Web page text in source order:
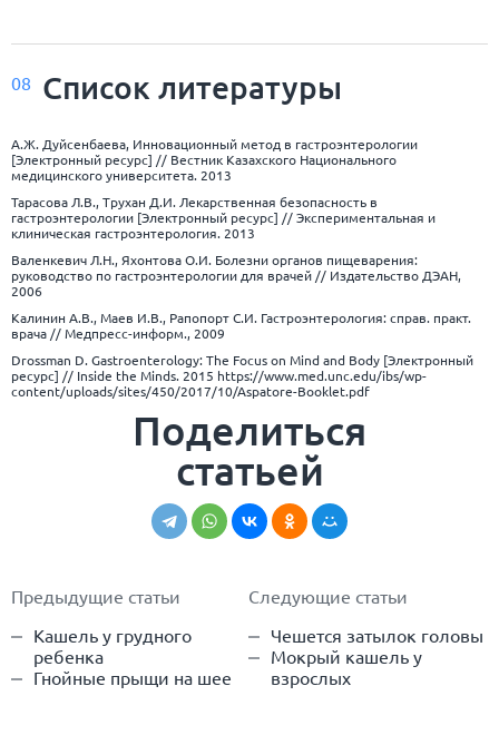
08 Список литературы
А.Ж. Дуйсенбаева, Инновационный метод в гастроэнтерологии
[Электронный ресурс] // Вестник Казахского Национального
медицинского университета. 2013
Тарасова Л.В., Трухан Д.И. Лекарственная безопасность в
гастроэнтерологии [Электронный ресурс] // Экспериментальная и
клиническая гастроэнтерология. 2013
Валенкевич Л.Н., Яхонтова О.И. Болезни органов пищеварения:
руководство по гастроэнтерологии для врачей // Издательство ДЭАН,
2006
Калинин А.В., Маев И.В., Рапопорт С.И. Гастроэнтерология: справ. практ.
врача // Медпресс-информ., 2009
Drossman D. Gastroenterology: The Focus on Mind and Body [Электронный
ресурс] // Inside the Minds. 2015 https://www.med.unc.edu/ibs/wp-
content/uploads/sites/450/2017/10/Aspatore-Booklet.pdf
Поделиться
статьей
Предыдущие статьи
Кашель у грудного
ребенка
Гнойные прыщи на шее
Следующие статьи
Чешется затылок головы
Мокрый кашель у
взрослых